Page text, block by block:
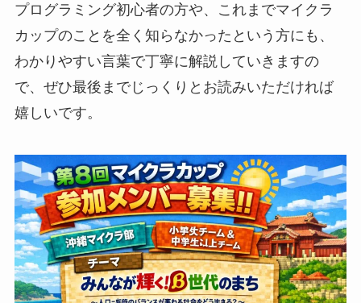
プログラミング初心者の方や、これまでマイクラ
カップのことを全く知らなかったという方にも、
わかりやすい言葉で丁寧に解説していきますの
で、ぜひ最後までじっくりとお読みいただければ
嬉しいです。